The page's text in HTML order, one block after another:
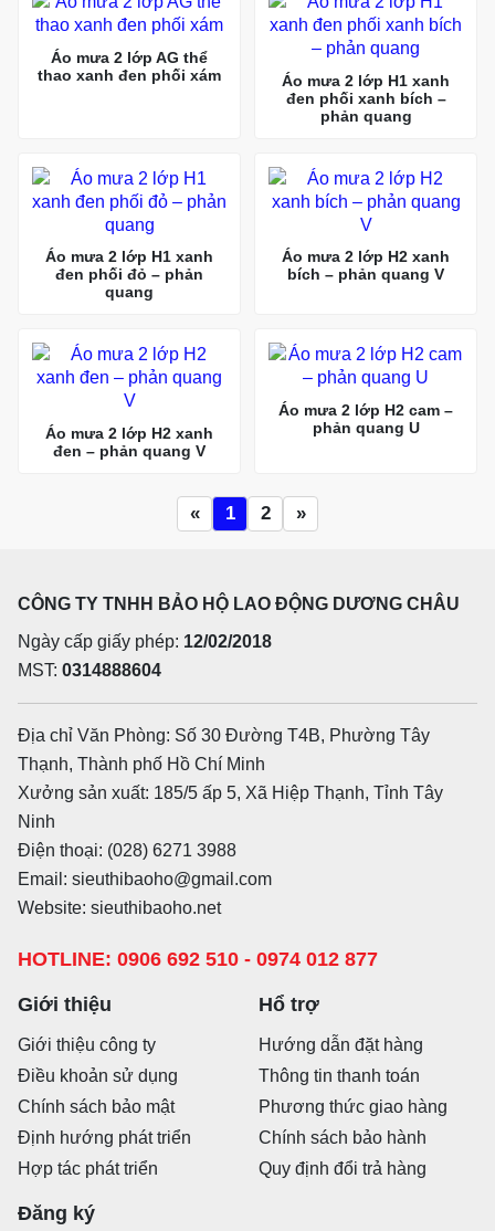
Áo mưa 2 lớp AG thể
thao xanh đen phối xám
Áo mưa 2 lớp H1 xanh
đen phối xanh bích –
phản quang
Áo mưa 2 lớp H1 xanh
đen phối đỏ – phản
quang
Áo mưa 2 lớp H2 xanh
bích – phản quang V
Áo mưa 2 lớp H2 xanh
đen – phản quang V
Áo mưa 2 lớp H2 cam –
phản quang U
« 1 2 »
CÔNG TY TNHH BẢO HỘ LAO ĐỘNG DƯƠNG CHÂU
Ngày cấp giấy phép: 12/02/2018
MST: 0314888604
Địa chỉ Văn Phòng: Số 30 Đường T4B, Phường Tây
Thạnh, Thành phố Hồ Chí Minh
Xưởng sản xuất: 185/5 ấp 5, Xã Hiệp Thạnh, Tỉnh Tây
Ninh
Điện thoại: (028) 6271 3988
Email: sieuthibaoho@gmail.com
Website: sieuthibaoho.net
HOTLINE: 0906 692 510 - 0974 012 877
Giới thiệu
Giới thiệu công ty
Điều khoản sử dụng
Chính sách bảo mật
Định hướng phát triển
Hợp tác phát triển
Hổ trợ
Hướng dẫn đặt hàng
Thông tin thanh toán
Phương thức giao hàng
Chính sách bảo hành
Quy định đổi trả hàng
Đăng ký